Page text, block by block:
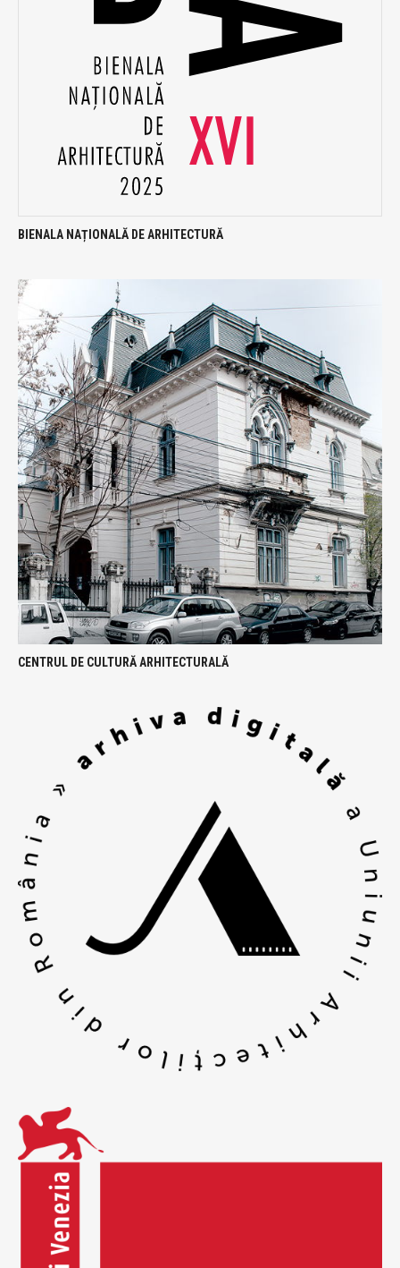
BIENALA NAȚIONALĂ DE ARHITECTURĂ
CENTRUL DE CULTURĂ ARHITECTURALĂ